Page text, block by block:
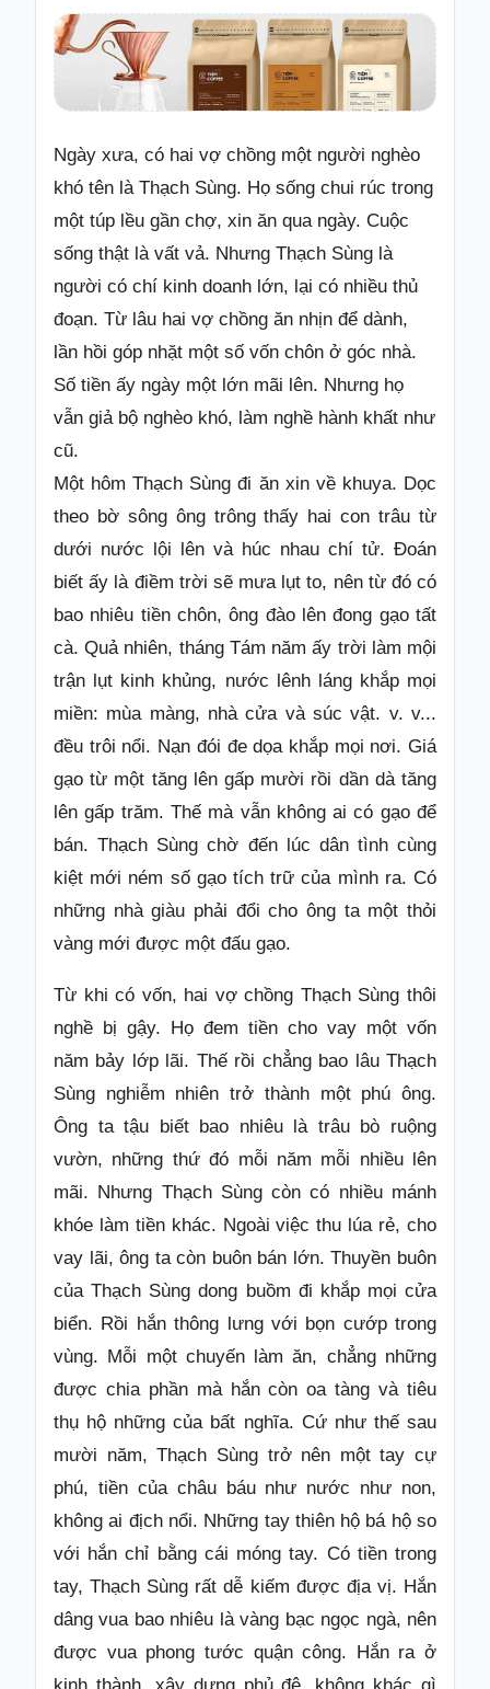
Thơ
Thơ
Vè
Truyện
cười
Giới
Ngày xưa, có hai vợ chồng một người nghèo
khó tên là Thạch Sùng. Họ sống chui rúc trong
một túp lều gần chợ, xin ăn qua ngày. Cuộc
sống thật là vất vả. Nhưng Thạch Sùng là
người có chí kinh doanh lớn, lại có nhiều thủ
đoạn. Từ lâu hai vợ chồng ăn nhịn để dành,
lần hồi góp nhặt một số vốn chôn ở góc nhà.
Số tiền ấy ngày một lớn mãi lên. Nhưng họ
vẫn giả bộ nghèo khó, làm nghề hành khất như
cũ.
Một hôm Thạch Sùng đi ăn xin về khuya. Dọc
theo bờ sông ông trông thấy hai con trâu từ
dưới nước lội lên và húc nhau chí tử. Đoán
biết ấy là điềm trời sẽ mưa lụt to, nên từ đó có
bao nhiêu tiền chôn, ông đào lên đong gạo tất
cà. Quả nhiên, tháng Tám năm ấy trời làm mội
trận lụt kinh khủng, nước lênh láng khắp mọi
miền: mùa màng, nhà cửa và súc vật. v. v...
đều trôi nổi. Nạn đói đe dọa khắp mọi nơi. Giá
gạo từ một tăng lên gấp mười rồi dần dà tăng
lên gấp trăm. Thế mà vẫn không ai có gạo để
bán. Thạch Sùng chờ đến lúc dân tình cùng
kiệt mới ném số gạo tích trữ của mình ra. Có
những nhà giàu phải đổi cho ông ta một thỏi
vàng mới được một đấu gạo.
Từ khi có vốn, hai vợ chồng Thạch Sùng thôi
nghề bị gậy. Họ đem tiền cho vay một vốn
năm bảy lớp lãi. Thế rồi chẳng bao lâu Thạch
Sùng nghiễm nhiên trở thành một phú ông.
Ông ta tậu biết bao nhiêu là trâu bò ruộng
vườn, những thứ đó mỗi năm mỗi nhiều lên
mãi. Nhưng Thạch Sùng còn có nhiều mánh
khóe làm tiền khác. Ngoài việc thu lúa rẻ, cho
vay lãi, ông ta còn buôn bán lớn. Thuyền buôn
của Thạch Sùng dong buồm đi khắp mọi cửa
biển. Rồi hắn thông lưng với bọn cướp trong
vùng. Mỗi một chuyến làm ăn, chẳng những
được chia phần mà hắn còn oa tàng và tiêu
thụ hộ những của bất nghĩa. Cứ như thế sau
mười năm, Thạch Sùng trở nên một tay cự
phú, tiền của châu báu như nước như non,
không ai địch nổi. Những tay thiên hộ bá hộ so
với hắn chỉ bằng cái móng tay. Có tiền trong
tay, Thạch Sùng rất dễ kiếm được địa vị. Hắn
dâng vua bao nhiêu là vàng bạc ngọc ngà, nên
được vua phong tước quận công. Hắn ra ở
kinh thành, xây dựng phủ đệ, không khác gì